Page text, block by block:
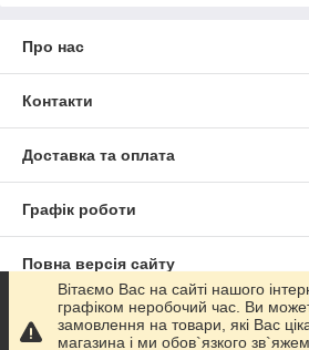
Про нас
Контакти
Доставка та оплата
Графік роботи
Повна версія сайту
Сайт створено на маркетплейсі
Вітаємо Вас на сайті нашого
графіком неробочий час. Ви
замовлення на товари, які Вас
магазина і ми обов`язкого